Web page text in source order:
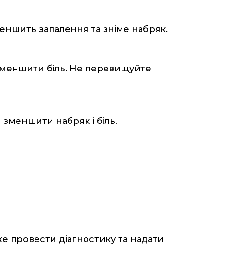
запалення та зніме набряк.
біль. Не перевищуйте
набряк і біль.
діагностику та надати